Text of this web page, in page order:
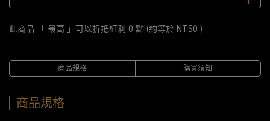
此商品 「 最高 」可以折抵紅利 0 點 (約等於 NT$0 )
商品規格 購買須知
商品規格